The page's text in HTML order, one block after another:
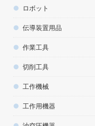
ロボット
伝導装置用品
作業工具
切削工具
工作機械
工作用機器